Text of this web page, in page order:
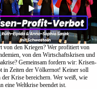
von den Kriegen? Wer profitiert von
von den Wirtschaftskrisen und
Gemeinsam fordern wir: Krisen-
in Zeiten der Völkernot! Keiner soll
der Krise bereichern. Wer weiß, wie
eine Weltkrise beendet ist.